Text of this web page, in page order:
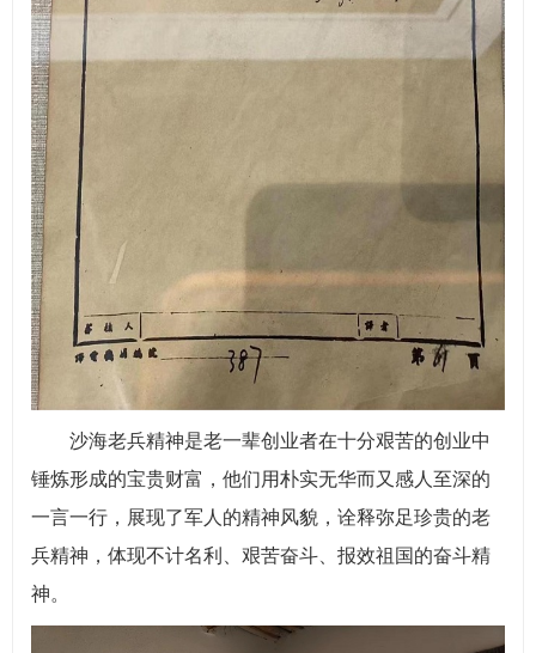
沙海老兵精神是老一辈创业者在十分艰苦的创业中
锤炼形成的宝贵财富，他们用朴实无华而又感人至深的
一言一行，展现了军人的精神风貌，诠释弥足珍贵的老
兵精神，体现不计名利、艰苦奋斗、报效祖国的奋斗精
神。